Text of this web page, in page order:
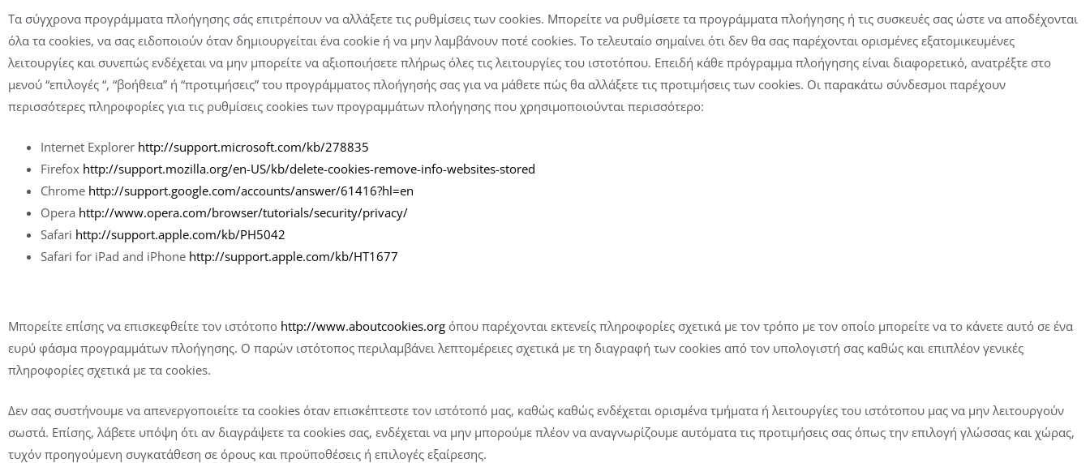
Τα σύγχρονα προγράμματα πλοήγησης σάς επιτρέπουν να αλλάξετε τις ρυθμίσεις των cookies. Μπορείτε να ρυθμίσετε τα προγράμματα πλοήγησης ή τις συσκευές σας ώστε να αποδέχονται
όλα τα cookies, να σας ειδοποιούν όταν δημιουργείται ένα cookie ή να μην λαμβάνουν ποτέ cookies. Το τελευταίο σημαίνει ότι δεν θα σας παρέχονται ορισμένες εξατομικευμένες
λειτουργίες και συνεπώς ενδέχεται να μην μπορείτε να αξιοποιήσετε πλήρως όλες τις λειτουργίες του ιστοτόπου. Επειδή κάθε πρόγραμμα πλοήγησης είναι διαφορετικό, ανατρέξτε στο
μενού “επιλογές “, “βοήθεια” ή “προτιμήσεις” του προγράμματος πλοήγησής σας για να μάθετε πώς θα αλλάξετε τις προτιμήσεις των cookies. Οι παρακάτω σύνδεσμοι παρέχουν
περισσότερες πληροφορίες για τις ρυθμίσεις cookies των προγραμμάτων πλοήγησης που χρησιμοποιούνται περισσότερο:
Internet Explorer http://support.microsoft.com/kb/278835
Firefox http://support.mozilla.org/en-US/kb/delete-cookies-remove-info-websites-stored
Chrome http://support.google.com/accounts/answer/61416?hl=en
Opera http://www.opera.com/browser/tutorials/security/privacy/
Safari http://support.apple.com/kb/PH5042
Safari for iPad and iPhone http://support.apple.com/kb/HT1677
Μπορείτε επίσης να επισκεφθείτε τον ιστότοπο http://www.aboutcookies.org όπου παρέχονται εκτενείς πληροφορίες σχετικά με τον τρόπο με τον οποίο μπορείτε να το κάνετε αυτό σε ένα
ευρύ φάσμα προγραμμάτων πλοήγησης. Ο παρών ιστότοπος περιλαμβάνει λεπτομέρειες σχετικά με τη διαγραφή των cookies από τον υπολογιστή σας καθώς και επιπλέον γενικές
πληροφορίες σχετικά με τα cookies.
Δεν σας συστήνουμε να απενεργοποιείτε τα cookies όταν επισκέπτεστε τον ιστότοπό μας, καθώς καθώς ενδέχεται ορισμένα τμήματα ή λειτουργίες του ιστότοπου μας να μην λειτουργούν
σωστά. Επίσης, λάβετε υπόψη ότι αν διαγράψετε τα cookies σας, ενδέχεται να μην μπορούμε πλέον να αναγνωρίζουμε αυτόματα τις προτιμήσεις σας όπως την επιλογή γλώσσας και χώρας,
τυχόν προηγούμενη συγκατάθεση σε όρους και προϋποθέσεις ή επιλογές εξαίρεσης.